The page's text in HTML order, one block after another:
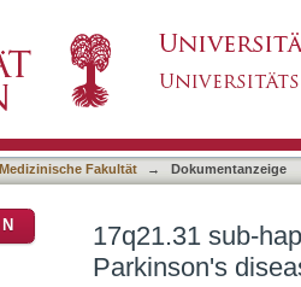
in astrocytes
Fakultät → Dokumentanzeige
17q21.31 sub-
Parkinson's